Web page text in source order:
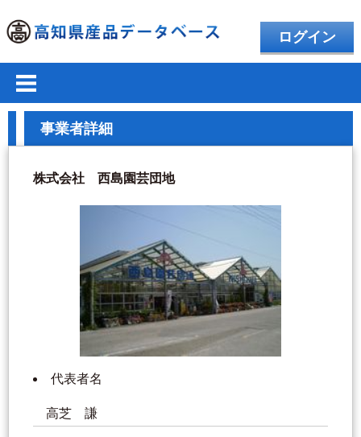
ログイン
事業者詳細
株式会社 西島園芸団地
代表者名
高芝 謙